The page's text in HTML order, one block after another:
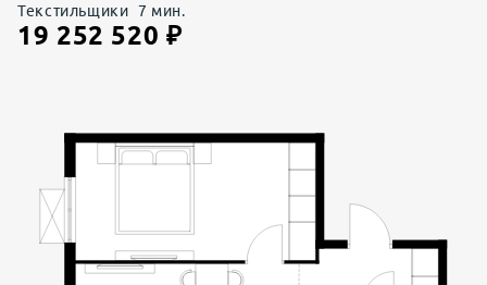
Текстильщики 7 мин.
19 252 520 ₽